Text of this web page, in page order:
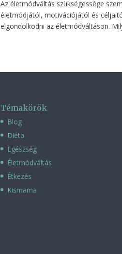
Az életmódváltás szükségessége
életmódjától, motivációjától és
elgondolkodni az életmódváltáson.
Témakörök
Blog
Diéta
Egészség
Életmódváltás
Étkezés
Kismama